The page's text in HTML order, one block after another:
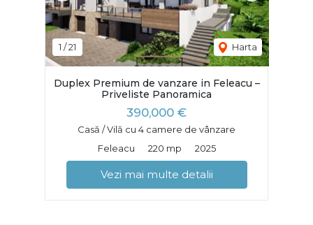
1 /21 Harta
Duplex Premium de vanzare in Feleacu –
Priveliste Panoramica
390,000 €
Casă / Vilă cu 4 camere de vânzare
Feleacu
220 mp 2025
Vezi mai multe detalii